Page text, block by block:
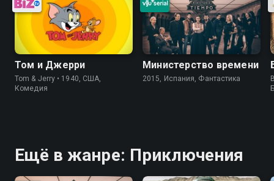
Том и Джерри
Tom & Jerry • 1940, США,
Комедия
Министерство времени
2015, Испания, Фантастика
Ещё в жанре: Приключения